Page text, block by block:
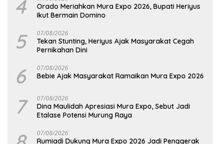
4
Orado Meriahkan Mura Expo 2026, Bupati Heriyus
Ikut Bermain Domino
5 07/08/2026
Tekan Stunting, Heriyus Ajak Masyarakat Cegah
Pernikahan Dini
6 07/08/2026
Bebie Ajak Masyarakat Ramaikan Mura Expo 2026
7 07/08/2026
Dina Maulidah Apresiasi Mura Expo, Sebut Jadi
Etalase Potensi Murung Raya
07/08/2026
Rumiadi Dukung Mura Expo 2026 Jadi Penggerak